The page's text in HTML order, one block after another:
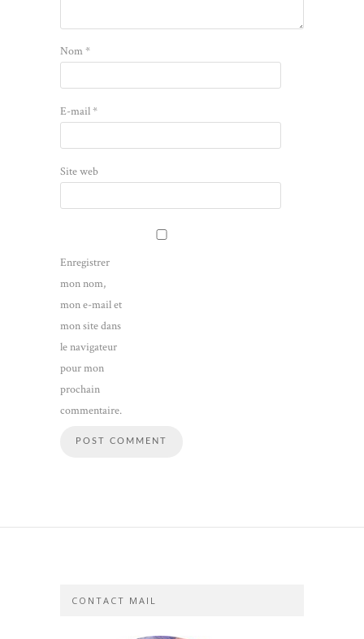
Nom*
E-mail*
Site web
Enregistrer
mon nom,
mon e-mail et
mon site dans
le navigateur
pour mon
prochain
commentaire.
CONTACT MAIL